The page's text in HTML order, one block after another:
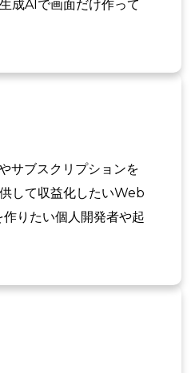
成AIで画面だけ作って
サブスクリプションを
して収益化したいWeb
りたい個人開発者や起